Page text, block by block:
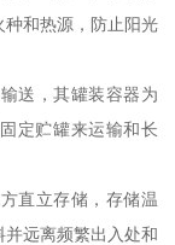
和热源，防止阳光
送，其罐装容器为
定贮罐来运输和长
直立存储，存储温
远离频繁出入处和